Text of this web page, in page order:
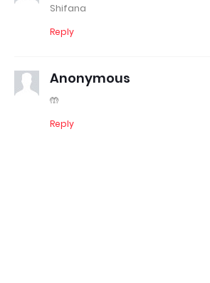
Shifana
Reply
Anonymous
🤲
Reply